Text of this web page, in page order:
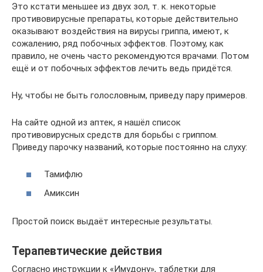
Это кстати меньшее из двух зол, т. к. некоторые
противовирусные препараты, которые действительно
оказывают воздействия на вирусы гриппа, имеют, к
сожалению, ряд побочных эффектов. Поэтому, как
правило, не очень часто рекомендуются врачами. Потом
ещё и от побочных эффектов лечить ведь придётся.
Ну, чтобы не быть голословным, приведу пару примеров.
На сайте одной из аптек, я нашёл список
противовирусных средств для борьбы с гриппом.
Приведу парочку названий, которые постоянно на слуху:
Тамифлю
Амиксин
Простой поиск выдаёт интересные результаты.
Терапевтические действия
Согласно инструкции к «Имудону», таблетки для